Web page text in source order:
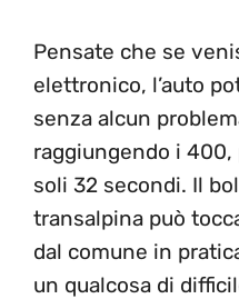
Pensate che se
elettronico, l’auto
senza alcun
raggiungendo i
soli 32 secondi. Il
transalpina può
dal comune in
un qualcosa di